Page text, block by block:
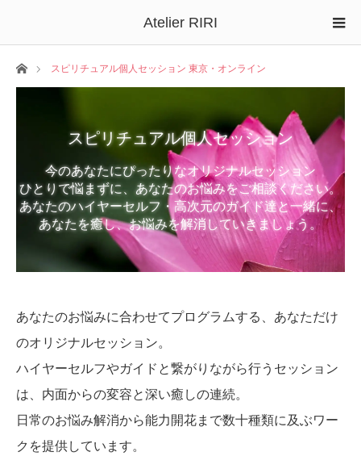
Atelier RIRI
ホームスピリチュアル個人セッション 東京・オンライン
スピリチュアル個人セッション
今のあなたにぴったりなオリジナルセッション
ひとりで悩まずに、あなたのお悩みをご相談ください。
あなたのハイヤーセルフ・高次元のガイド達と一緒に、
あなたを癒し、お悩みを解消していきましょう。
あなたのお悩みに合わせてプログラムする、あなただけ
のオリジナルセッション。
ハイヤーセルフやガイドと繋がりながら行うセッション
は、内面からの変容と深い癒しの連続。
日常のお悩み解消から能力開花まで数十種類に及ぶワー
クを提供しています。